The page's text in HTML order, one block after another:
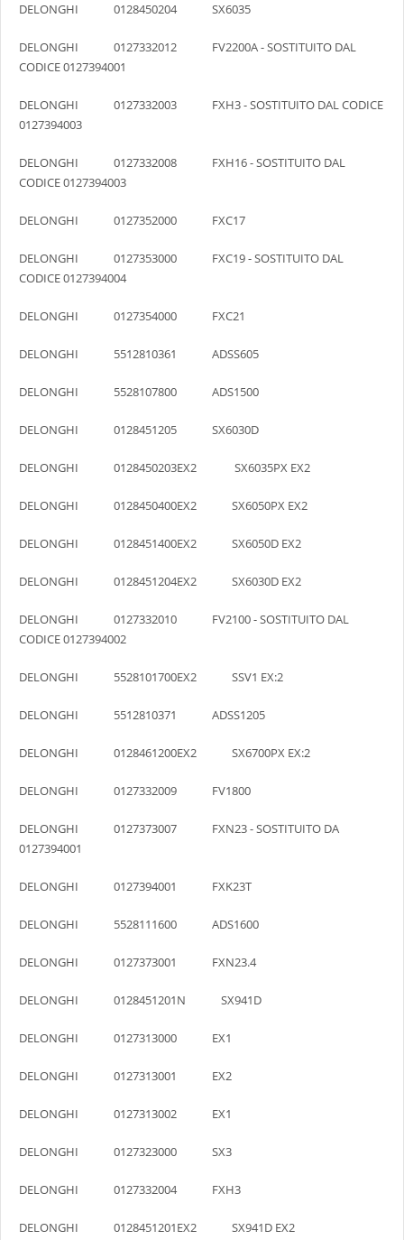
DELONGHI 0128450204 SX6035
DELONGHI 0127332012 FV2200A - SOSTITUITO DAL
CODICE 0127394001
DELONGHI 0127332003 FXH3 - SOSTITUITO DAL CODICE
0127394003
DELONGHI 0127332008 FXH16 - SOSTITUITO DAL
CODICE 0127394003
DELONGHI 0127352000 FXC17
DELONGHI 0127353000 FXC19 - SOSTITUITO DAL
CODICE 0127394004
DELONGHI 0127354000 FXC21
DELONGHI 5512810361 ADSS605
DELONGHI 5528107800 ADS1500
DELONGHI 0128451205 SX6030D
DELONGHI 0128450203EX2 SX6035PX EX2
DELONGHI 0128450400EX2 SX6050PX EX2
DELONGHI 0128451400EX2 SX6050D EX2
DELONGHI 0128451204EX2 SX6030D EX2
DELONGHI 0127332010 FV2100 - SOSTITUITO DAL
CODICE 0127394002
DELONGHI 5528101700EX2 SSV1 EX:2
DELONGHI 5512810371 ADSS1205
DELONGHI 0128461200EX2 SX6700PX EX:2
DELONGHI 0127332009 FV1800
DELONGHI 0127373007 FXN23 - SOSTITUITO DA
0127394001
DELONGHI 0127394001 FXK23T
DELONGHI 5528111600 ADS1600
DELONGHI 0127373001 FXN23.4
DELONGHI 0128451201N SX941D
DELONGHI 0127313000 EX1
DELONGHI 0127313001 EX2
DELONGHI 0127313002 EX1
DELONGHI 0127323000 SX3
DELONGHI 0127332004 FXH3
DELONGHI 0128451201EX2 SX941D EX2